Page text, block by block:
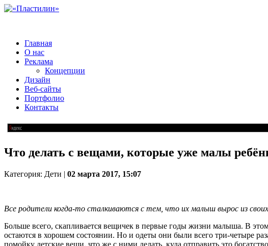
Главная
О нас
Реклама
Концепции
Дизайн
Веб-сайты
Портфолио
Контакты
Что делать с вещами, которые уже малы
Категория: Дети | 02 марта 2017, 15:07
Все родители когда-то сталкиваются с тем, что их малыш вырос из
Больше всего, скапливается вещичек в первые годы жизни малыша. В
остаются в хорошем состоянии. Но и одеты они были всего три-четыре
помойку детские вещи, что же с ними делать, куда отправить это